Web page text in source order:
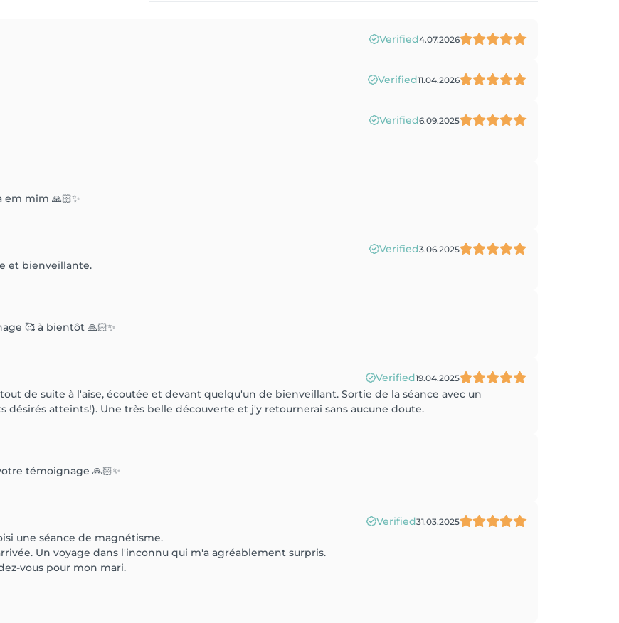
Verified4.07.2026
Verified11.04.2026
Verified6.09.2025
mim 🙏🏻✨
Verified3.06.2025
et bienveillante.
🥰 à bientôt 🙏🏻✨
Verified19.04.2025
de suite à l'aise, écoutée et devant quelqu'un de bienveillant. Sortie de la séance avec un
atteints!). Une très belle découverte et j'y retournerai sans aucune doute.
témoignage 🙏🏻✨
Verified31.03.2025
une séance de magnétisme.
Un voyage dans l'inconnu qui m'a agréablement surpris.
vous pour mon mari.